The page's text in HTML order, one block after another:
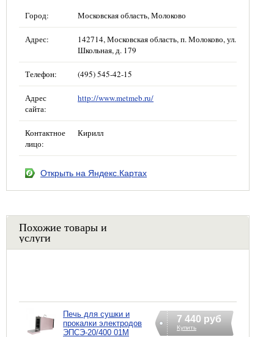
Город: Московская область, Молоково
Адрес:
142714, Московская область, п. Молоково, ул.
Школьная, д. 179
Телефон: (495) 545-42-15
Адрес
сайта:
http://www.metmeb.ru/
Контактное
лицо:
Кирилл
Открыть на Яндекс.Картах
Похожие товары и
услуги
Печь для сушки и
прокалки электродов
ЭПСЭ-20/400 01М
7 440 руб
Купить